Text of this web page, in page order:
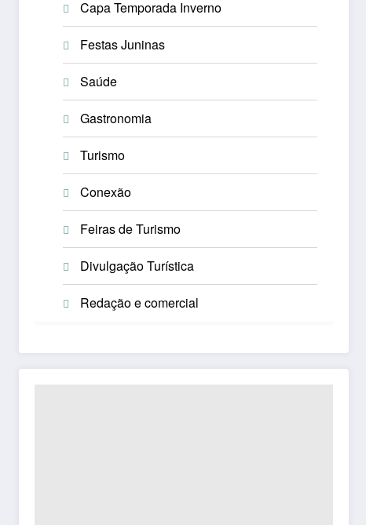
Capa Temporada Inverno
Festas Juninas
Saúde
Gastronomia
Turismo
Conexão
Feiras de Turismo
Divulgação Turística
Redação e comercial